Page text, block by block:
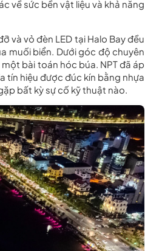
về sức bền vật liệu và khả năng
và vỏ đèn LED tại Halo Bay đều
muối biển. Dưới góc độ chuyên
bài toán hóc búa. NPT đã áp
tín hiệu được đúc kín bằng nhựa
bất kỳ sự cố kỹ thuật nào.